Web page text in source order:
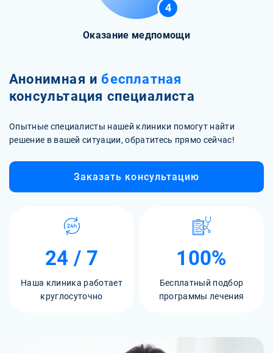
4
Оказание медпомощи
Анонимная и бесплатная
консультация специалиста
Опытные специалисты нашей клиники помогут найти
решение в вашей ситуации, обратитесь прямо сейчас!
Заказать консультацию
24 / 7
Наша клиника работает
круглосуточно
100%
Бесплатный подбор
программы лечения